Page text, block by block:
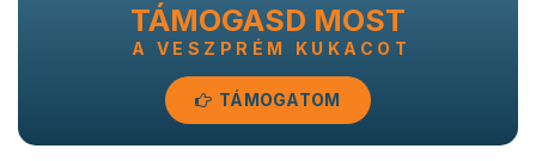
TÁMOGASD MOST
A VESZPRÉM KUKACOT
TÁMOGATOM